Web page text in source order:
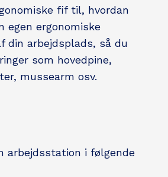
fif til, hvordan
egen ergonomiske
din arbejdsplads, så du
som hovedpine,
mussearm osv.
arbejdsstation i følgende